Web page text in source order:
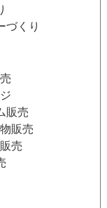
づくり
販売
販売
売